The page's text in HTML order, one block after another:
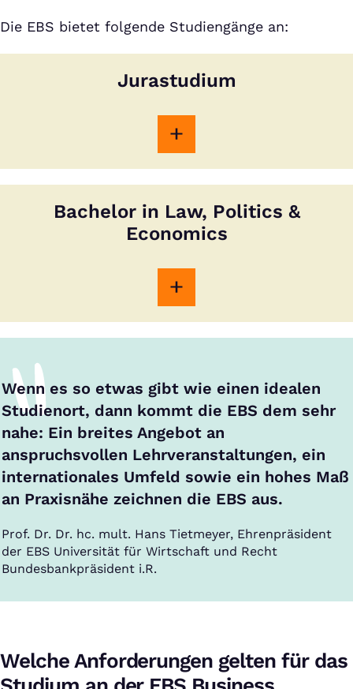
Die EBS bietet folgende Studiengänge an:
Jurastudium
Bachelor in Law, Politics &
Economics
Wenn es so etwas gibt wie einen idealen
Studienort, dann kommt die EBS dem sehr
nahe: Ein breites Angebot an
anspruchsvollen Lehrveranstaltungen, ein
internationales Umfeld sowie ein hohes Maß
an Praxisnähe zeichnen die EBS aus.
Prof. Dr. Dr. hc. mult. Hans Tietmeyer, Ehrenpräsident
der EBS Universität für Wirtschaft und Recht
Bundesbankpräsident i.R.
Welche Anforderungen gelten für das